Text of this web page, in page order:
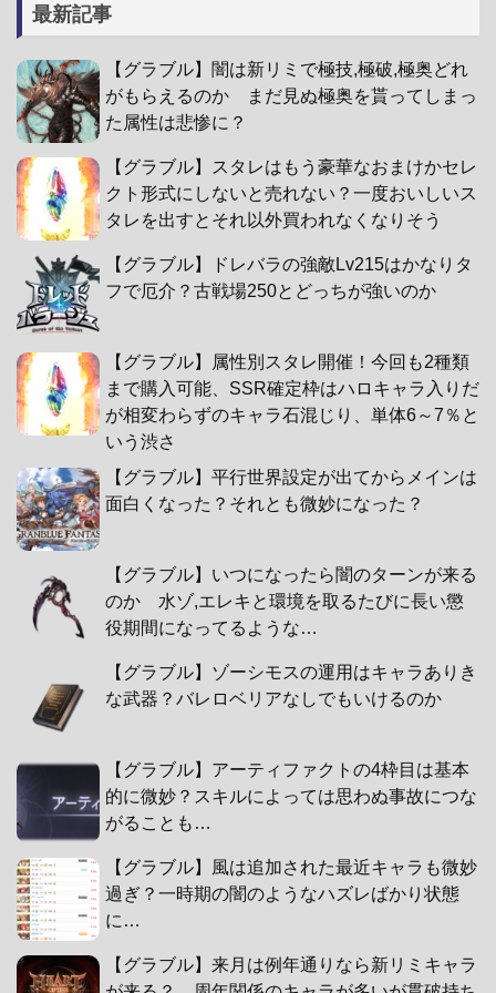
最新記事
【グラブル】闇は新リミで極技,極破,極奥どれ
がもらえるのか まだ見ぬ極奥を貰ってしまっ
た属性は悲惨に？
【グラブル】スタレはもう豪華なおまけかセレ
クト形式にしないと売れない？一度おいしいス
タレを出すとそれ以外買われなくなりそう
【グラブル】ドレバラの強敵Lv215はかなりタ
フで厄介？古戦場250とどっちが強いのか
【グラブル】属性別スタレ開催！今回も2種類
まで購入可能、SSR確定枠はハロキャラ入りだ
が相変わらずのキャラ石混じり、単体6～7％と
いう渋さ
【グラブル】平行世界設定が出てからメインは
面白くなった？それとも微妙になった？
【グラブル】いつになったら闇のターンが来る
のか 水ゾ,エレキと環境を取るたびに長い懲
役期間になってるような…
【グラブル】ゾーシモスの運用はキャラありき
な武器？バレロベリアなしでもいけるのか
【グラブル】アーティファクトの4枠目は基本
的に微妙？スキルによっては思わぬ事故につな
がることも…
【グラブル】風は追加された最近キャラも微妙
過ぎ？一時期の闇のようなハズレばかり状態
に…
【グラブル】来月は例年通りなら新リミキャラ